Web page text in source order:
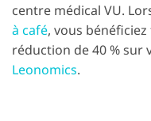
centre médical VU.
à café, vous
réduction de 40 % sur
Leonomics.